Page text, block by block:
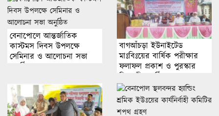
বেনাপোলে আন্তর্জাতিক
কাস্টমস দিবস উপলক্ষে
সেমিনার ও আলোচনা সভা
অনুষ্ঠিত
বাগআঁচড়া ইউনাইটেড
মাঃবিঃয়ের বার্ষিক পরীক্ষার
ফলাফল প্রকাশ ও পুরস্কার
বিতরণী অনুষ্ঠিত।